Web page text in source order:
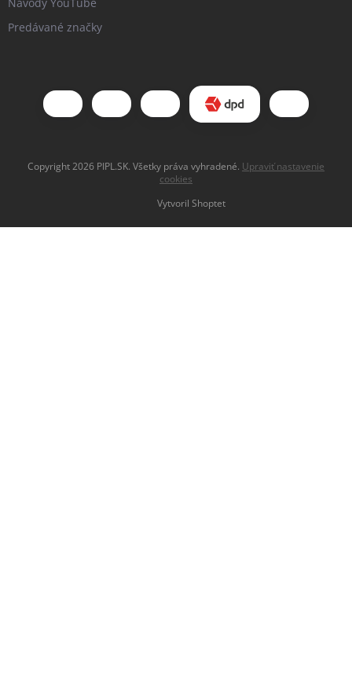
Predávané značky
Vytvoril Shoptet
Copyright 2026 PIPL.SK. Všetky práva vyhradené. Upraviť nastavenie
cookies